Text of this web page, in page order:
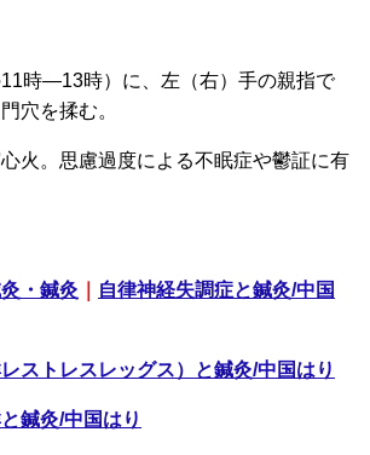
時―13時）に、左（右）手の親指で
穴を揉む。
火。思慮過度による不眠症や鬱証に有
・鍼灸
自律神経失調症と鍼灸/中国
ストレスレッグス）と鍼灸/中国はり
と鍼灸/中国はり